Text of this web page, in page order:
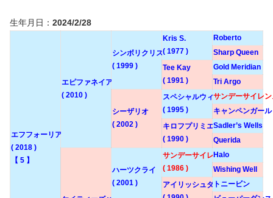
生年月日： 2024/2/28
エフフォーリア
( 2018 )
【 5 】
エピファネイア
( 2010 )
シンボリクリスエス
( 1999 )
Kris S.
( 1977 )
Roberto
Sharp Queen
Tee Kay
( 1991 )
Gold Meridian
Tri Argo
シーザリオ
( 2002 )
スペシャルウィーク
( 1995 )
サンデーサイレ
キャンペンガール
キロフプリミエール
( 1990 )
Sadler’s Wells
Querida
ハーツクライ
( 2001 )
サンデーサイレンス
( 1986 )
Halo
Wishing Well
アイリッシュダンストニービン